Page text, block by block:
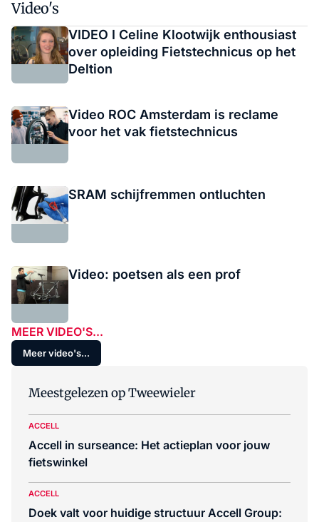
Video's
VIDEO I Celine Klootwijk enthousiast
over opleiding Fietstechnicus op het
Deltion
Video ROC Amsterdam is reclame
voor het vak fietstechnicus
SRAM schijfremmen ontluchten
Video: poetsen als een prof
MEER VIDEO'S...
Meer video's...
Meestgelezen op Tweewieler
ACCELL
Accell in surseance: Het actieplan voor jouw
fietswinkel
ACCELL
Doek valt voor huidige structuur Accell Group: